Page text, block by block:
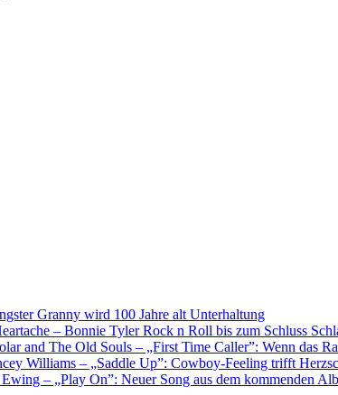
Granny wird 100 Jahre alt Unterhaltung
– Bonnie Tyler Rock n Roll bis zum Schluss
and The Old Souls – „First Time Caller”: Wenn das
Williams – „Saddle Up”: Cowboy-Feeling trifft
– „Play On”: Neuer Song aus dem kommenden